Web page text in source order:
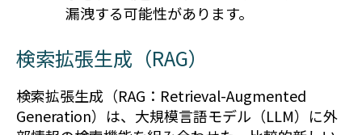
漏洩する可能性があります。
検索拡張生成（RAG）
検索拡張生成（RAG：Retrieval-Augmented
Generation）は、大規模言語モデル（LLM）に外